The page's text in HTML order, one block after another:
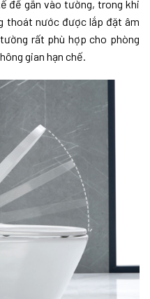
để gắn vào tường, trong khi
thoát nước được lắp đặt âm
rất phù hợp cho phòng
gian hạn chế.